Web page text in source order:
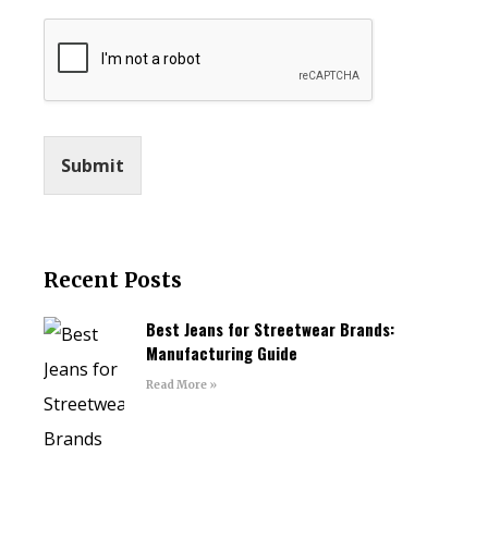
Submit
Recent Posts
Best Jeans for Streetwear Brands:
Manufacturing Guide
Read More »